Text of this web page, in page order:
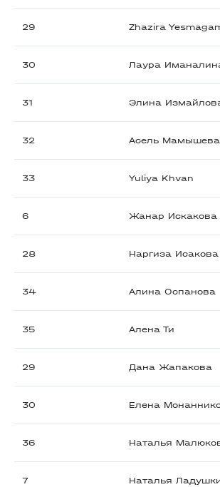
29 Zhazira
30 Лаура
31 Элина
32 Асель Мамышева
33 Yuliya Khvan
6 Жанар Искакова
28 Наргиза Исакова
34 Алина Оспанова
35 Алена Ти
29 Дана Жапакова
30 Елена
36 Наталья
7 Наталья